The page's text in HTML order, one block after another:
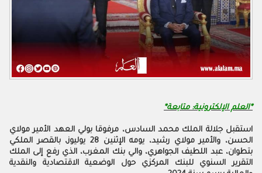
*العلم الإلكترونية: متابعة*
استقبل جلالة الملك محمد السادس، مرفوقا بولي العهد الأمير مولاي
الحسن، والأمير مولاي رشيد، يومه الإثنين 28 يوليوز، بالقصر الملكي
بتطوان، عبد اللطيف الجواهري، والي بنك المغرب، الذي رفع إلى الملك
التقرير السنوي للبنك المركزي حول الوضعية الاقتصادية والنقدية